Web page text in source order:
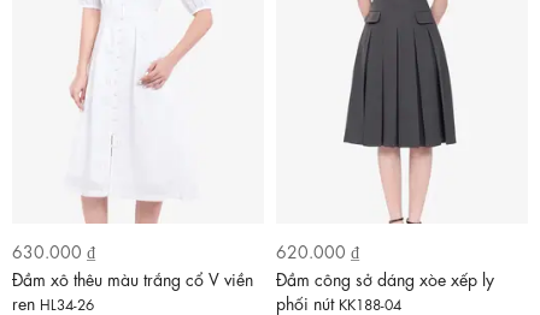
630.000 ₫
Đầm xô thêu màu trắng cổ V viền
ren HL34-26
620.000 ₫
Đầm công sở dáng xòe xếp ly
phối nút KK188-04